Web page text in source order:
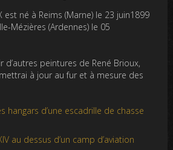
est né à Reims (Marne) le 23 juin1899
Mézières (Ardennes) le 05
d’autres peintures de René Brioux,
à jour au fur et à mesure des
hangars d’une escadrille de chasse
au dessus d’un camp d’aviation